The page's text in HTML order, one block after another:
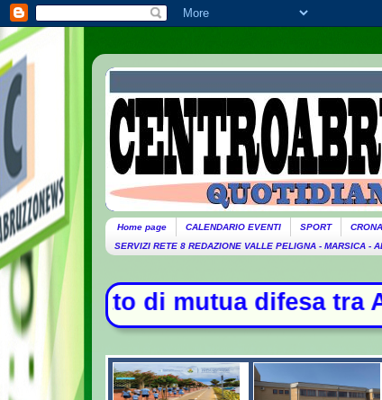
Home page CALENDARIO EVENTI SPORT
SERVIZI RETE 8 REDAZIONE VALLE PELIGNA - MARSICA -
difesa tra Arabia